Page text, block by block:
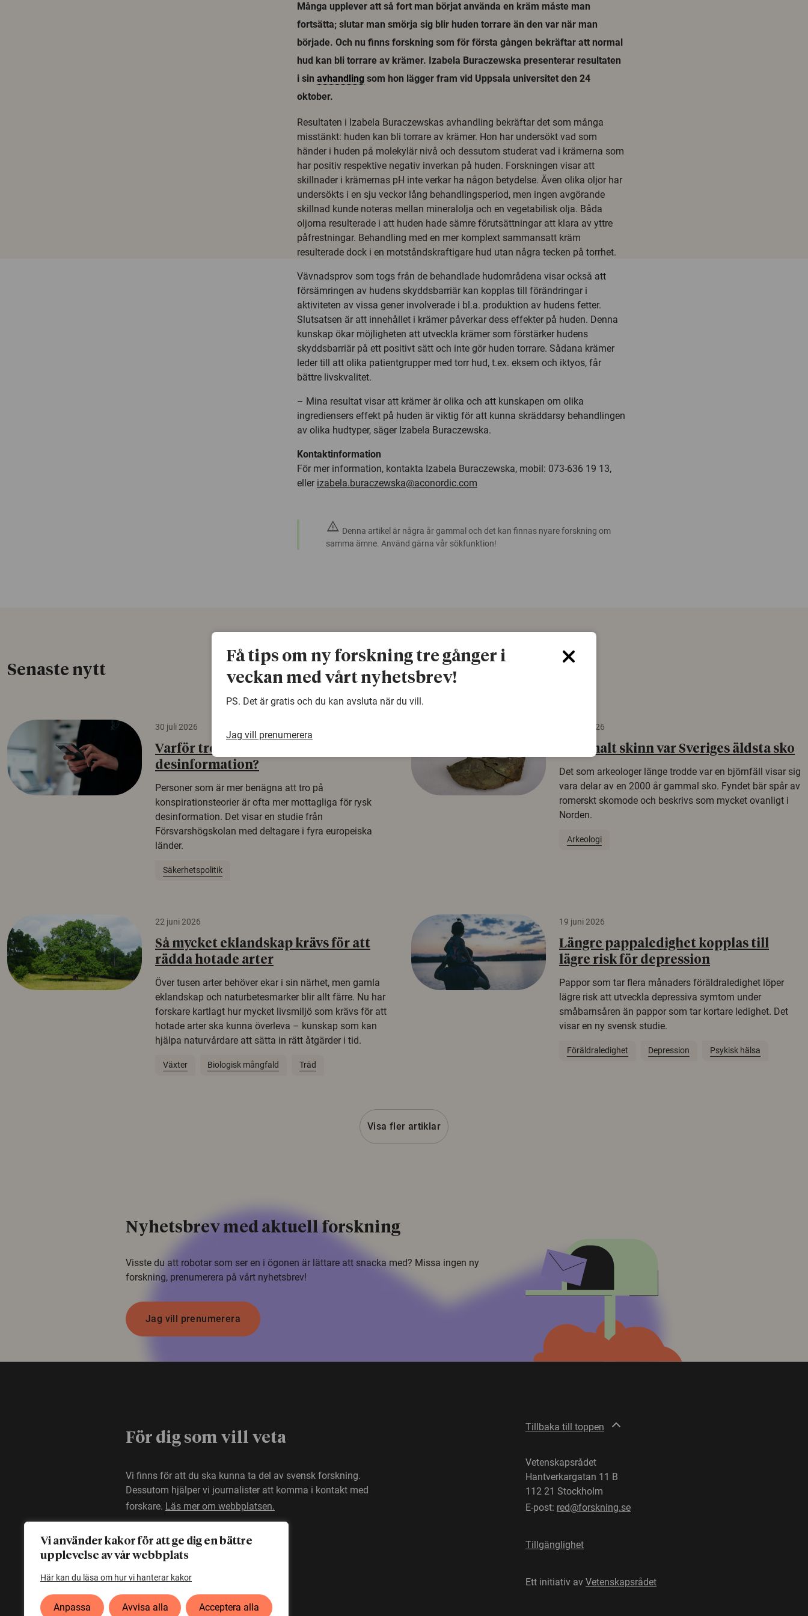
Vi använder kakor för att ge dig en bättre
upplevelse av vår webbplats
Här kan du läsa om hur vi hanterar kakor
Anpassa Avvisa alla Acceptera alla
Många upplever att så fort man börjat använda en kräm måste man
fortsätta; slutar man smörja sig blir huden torrare än den var när man
började. Och nu finns forskning som för första gången bekräftar att normal
hud kan bli torrare av krämer. Izabela Buraczewska presenterar resultaten
i sin avhandling som hon lägger fram vid Uppsala universitet den 24
oktober.
Resultaten i Izabela Buraczewskas avhandling bekräftar det som många
misstänkt: huden kan bli torrare av krämer. Hon har undersökt vad som
händer i huden på molekylär nivå och dessutom studerat vad i krämerna som
har positiv respektive negativ inverkan på huden. Forskningen visar att
skillnader i krämernas pH inte verkar ha någon betydelse. Även olika oljor har
undersökts i en sju veckor lång behandlingsperiod, men ingen avgörande
skillnad kunde noteras mellan mineralolja och en vegetabilisk olja. Båda
oljorna resulterade i att huden hade sämre förutsättningar att klara av yttre
påfrestningar. Behandling med en mer komplext sammansatt kräm
resulterade dock i en motståndskraftigare hud utan några tecken på torrhet.
Vävnadsprov som togs från de behandlade hudområdena visar också att
försämringen av hudens skyddsbarriär kan kopplas till förändringar i
aktiviteten av vissa gener involverade i bl.a. produktion av hudens fetter.
Slutsatsen är att innehållet i krämer påverkar dess effekter på huden. Denna
kunskap ökar möjligheten att utveckla krämer som förstärker hudens
skyddsbarriär på ett positivt sätt och inte gör huden torrare. Sådana krämer
leder till att olika patientgrupper med torr hud, t.ex. eksem och iktyos, får
bättre livskvalitet.
– Mina resultat visar att krämer är olika och att kunskapen om olika
ingrediensers effekt på huden är viktig för att kunna skräddarsy behandlingen
av olika hudtyper, säger Izabela Buraczewska.
Kontaktinformation
För mer information, kontakta Izabela Buraczewska, mobil: 073-636 19 13,
eller izabela.buraczewska@aconordic.com
warning Denna artikel är några år gammal och det kan finnas nyare forskning om
samma ämne. Använd gärna vår sökfunktion!
Senaste nytt
30 juli 2026
Varför tror vissa på rysk
desinformation?
Personer som är mer benägna att tro på
konspirationsteorier är ofta mer mottagliga för rysk
desinformation. Det visar en studie från
Försvarshögskolan med deltagare i fyra europeiska
länder.
Säkerhetspolitik
22 juni 2026
Gammalt skinn var Sveriges äldsta sko
Det som arkeologer länge trodde var en björnfäll visar sig
vara delar av en 2000 år gammal sko. Fyndet bär spår av
romerskt skomode och beskrivs som mycket ovanligt i
Norden.
Arkeologi
22 juni 2026
Så mycket eklandskap krävs för att
rädda hotade arter
Över tusen arter behöver ekar i sin närhet, men gamla
eklandskap och naturbetesmarker blir allt färre. Nu har
forskare kartlagt hur mycket livsmiljö som krävs för att
hotade arter ska kunna överleva – kunskap som kan
hjälpa naturvårdare att sätta in rätt åtgärder i tid.
Växter Biologisk mångfald Träd
19 juni 2026
Längre pappaledighet kopplas till
lägre risk för depression
Pappor som tar flera månaders föräldraledighet löper
lägre risk att utveckla depressiva symtom under
småbarnsåren än pappor som tar kortare ledighet. Det
visar en ny svensk studie.
Föräldraledighet Depression Psykisk hälsa
Visa fler artiklar
Nyhetsbrev med aktuell forskning
Visste du att robotar som ser en i ögonen är lättare att snacka med? Missa ingen ny
forskning, prenumerera på vårt nyhetsbrev!
Jag vill prenumerera
För dig som vill veta
Vi finns för att du ska kunna ta del av svensk forskning.
Dessutom hjälper vi journalister att komma i kontakt med
forskare. Läs mer om webbplatsen.
Tillbaka till toppen
Vetenskapsrådet
Hantverkargatan 11 B
112 21 Stockholm
E-post: red@forskning.se
Tillgänglighet
Ett initiativ av Vetenskapsrådet
Få tips om ny forskning tre gånger i
veckan med vårt nyhetsbrev!
PS. Det är gratis och du kan avsluta när du vill.
Jag vill prenumerera